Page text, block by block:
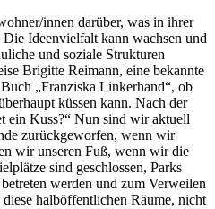
innen darüber, was in ihrer
Ideenvielfalt kann wachsen und
und soziale Strukturen
Brigitte Reimann, eine bekannte
„Franziska Linkerhand“, ob
küssen kann. Nach der
ein Kuss?“ Nun sind wir aktuell
zurückgeworfen, wenn wir
wir unseren Fuß, wenn wir die
sind geschlossen, Parks
werden und zum Verweilen
halböffentlichen Räume, nicht